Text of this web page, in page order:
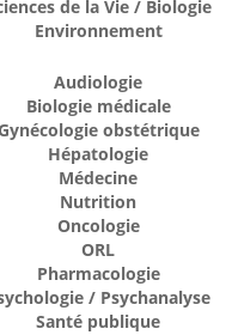
de la Vie / Biologie
Environnement
Audiologie
Biologie médicale
obstétrique
Hépatologie
Médecine
Nutrition
Oncologie
ORL
Pharmacologie
/ Psychanalyse
Santé publique